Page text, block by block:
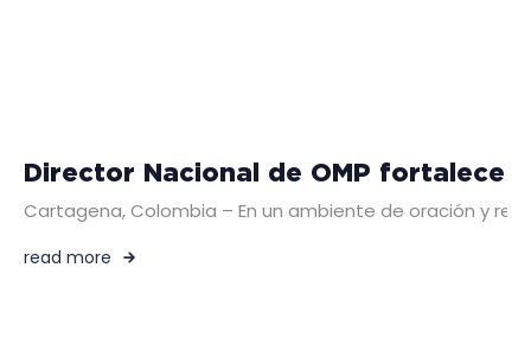
Director Nacional de OMP fortalece
Cartagena, Colombia – En un ambiente de oración y
read more